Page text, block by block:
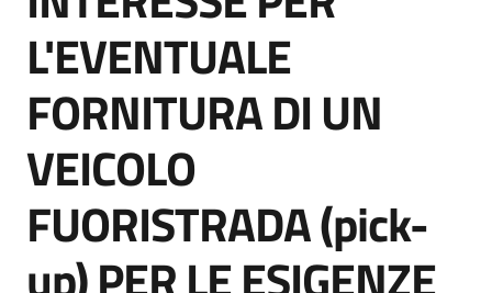
Supporto
Piattaforme
telematiche
L'EVENTUALE
FORNITURA DI UN
VEICOLO
FUORISTRADA (pick-